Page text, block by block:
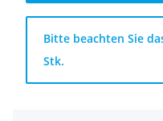
x
Bitte beachten Sie
Stk.